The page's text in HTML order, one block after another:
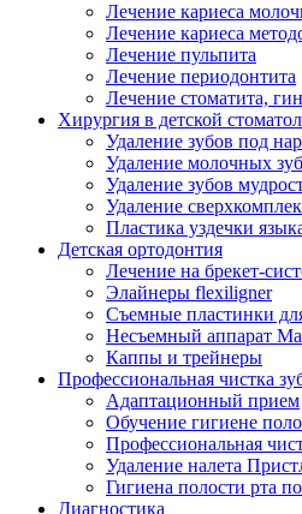
Лечение кариеса
Лечение кариеса
Лечение пульпита
Лечение периодонтита
Лечение стоматита,
Хирургия в детской
Удаление зубов под
Удаление молочных
Удаление зубов
Удаление
Пластика уздечки
Детская ортодонтия
Лечение на брекет-
Элайнеры flexiligner
Съемные пластинки
Несъемный аппарат
Каппы и трейнеры
Профессиональная чистка
Адаптационный прием
Обучение гигиене
Профессиональная
Удаление налета
Гигиена полости рта
Диагностика